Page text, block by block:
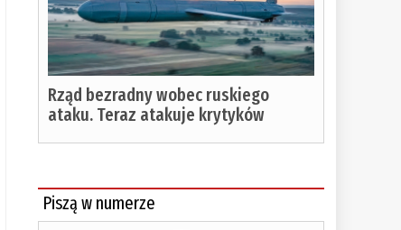
Rząd bezradny wobec ruskiego
ataku. Teraz atakuje krytyków
Piszą w numerze